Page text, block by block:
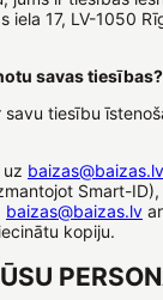
iela 17, LV-1050
savas tiesības?
tiesību
baizas@baizas.lv
Smart-ID),
baizas@baizas.lv
kopiju.